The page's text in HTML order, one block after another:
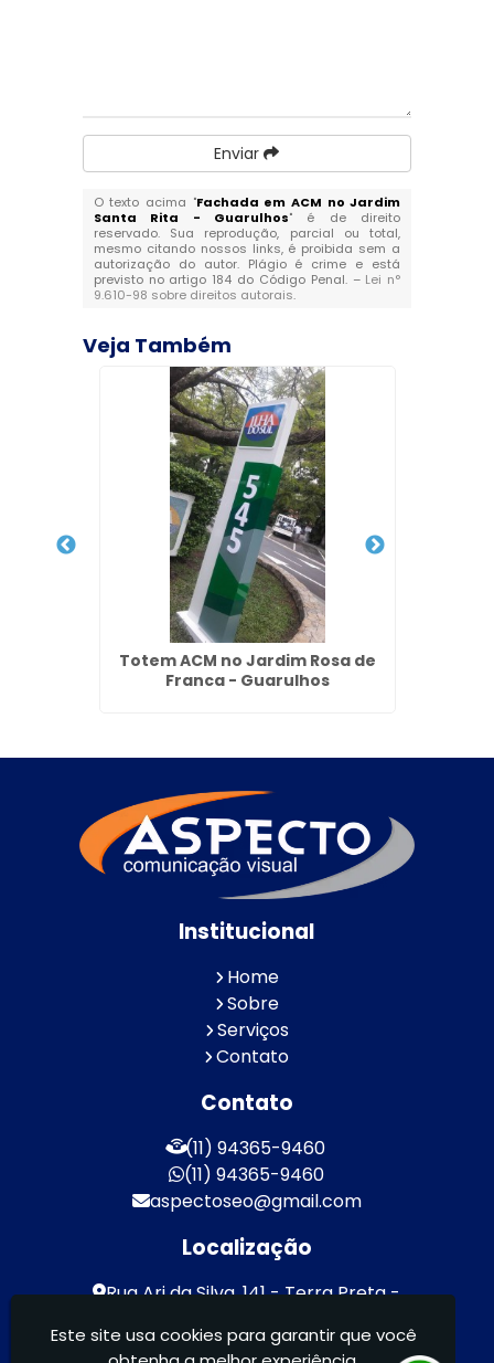
Enviar
O texto acima "Fachada em ACM no Jardim
Santa Rita - Guarulhos" é de direito
reservado. Sua reprodução, parcial ou total,
mesmo citando nossos links, é proibida sem a
autorização do autor. Plágio é crime e está
previsto no artigo 184 do Código Penal. – Lei n°
9.610-98 sobre direitos autorais.
Veja Também
Totem ACM no Jardim Rosa de
Franca - Guarulhos
Institucional
Home
Sobre
Serviços
Contato
Contato
(11) 94365-9460
(11) 94365-9460
aspectoseo@gmail.com
Localização
Rua Ari da Silva, 141 - Terra Preta -
Este site usa cookies para garantir que você